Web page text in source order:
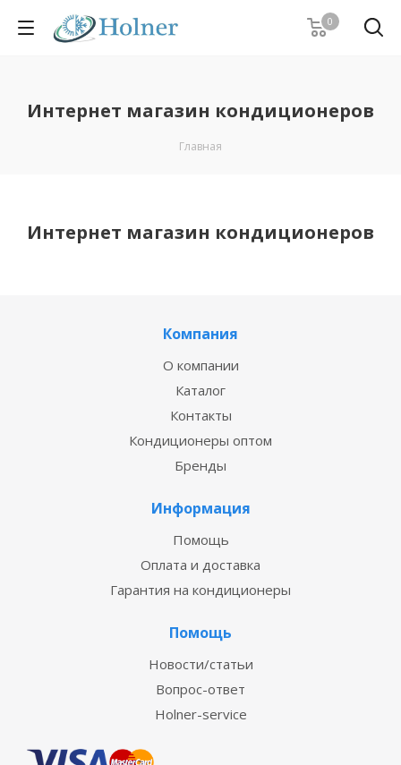
0
Интернет магазин кондиционеров
Главная
Интернет магазин кондиционеров
Компания
О компании
Каталог
Контакты
Кондиционеры оптом
Бренды
Информация
Помощь
Оплата и доставка
Гарантия на кондиционеры
Помощь
Новости/статьи
Вопрос-ответ
Holner-service